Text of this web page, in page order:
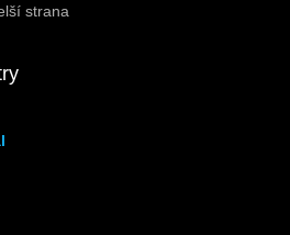
strana